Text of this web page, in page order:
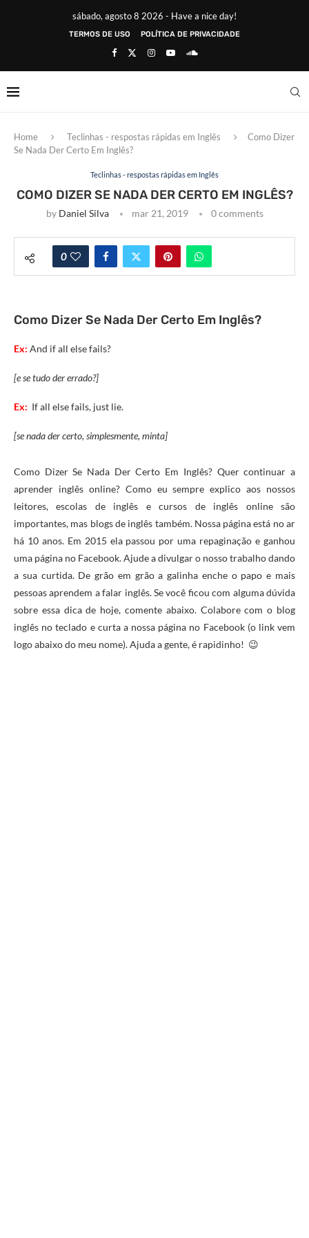
sábado, agosto 8 2026 - Have a nice day!
TERMOS DE USO POLÍTICA DE PRIVACIDADE
Home Teclinhas - respostas rápidas em Inglês
Como Dizer
Se Nada Der Certo Em Inglês?
Teclinhas - respostas rápidas em Inglês
COMO DIZER SE NADA DER CERTO EM INGLÊS?
by Daniel Silva mar 21, 2019 0 comments
0
Como Dizer Se Nada Der Certo Em Inglês?
Ex: And if all else fails?
[e se tudo der errado?]
Ex: If all else fails, just lie.
[se nada der certo, simplesmente, minta]
Como Dizer Se Nada Der Certo Em Inglês? Quer continuar a
aprender inglês online? Como eu sempre explico aos nossos
leitores, escolas de inglês e cursos de inglês online são
importantes, mas blogs de inglês também. Nossa página está no ar
há 10 anos. Em 2015 ela passou por uma repaginação e ganhou
uma página no Facebook. Ajude a divulgar o nosso trabalho dando
a sua curtida. De grão em grão a galinha enche o papo e mais
pessoas aprendem a falar inglês. Se você ficou com alguma dúvida
sobre essa dica de hoje, comente abaixo. Colabore com o blog
inglês no teclado e curta a nossa página no Facebook (o link vem
logo abaixo do meu nome). Ajuda a gente, é rapidinho! 😉